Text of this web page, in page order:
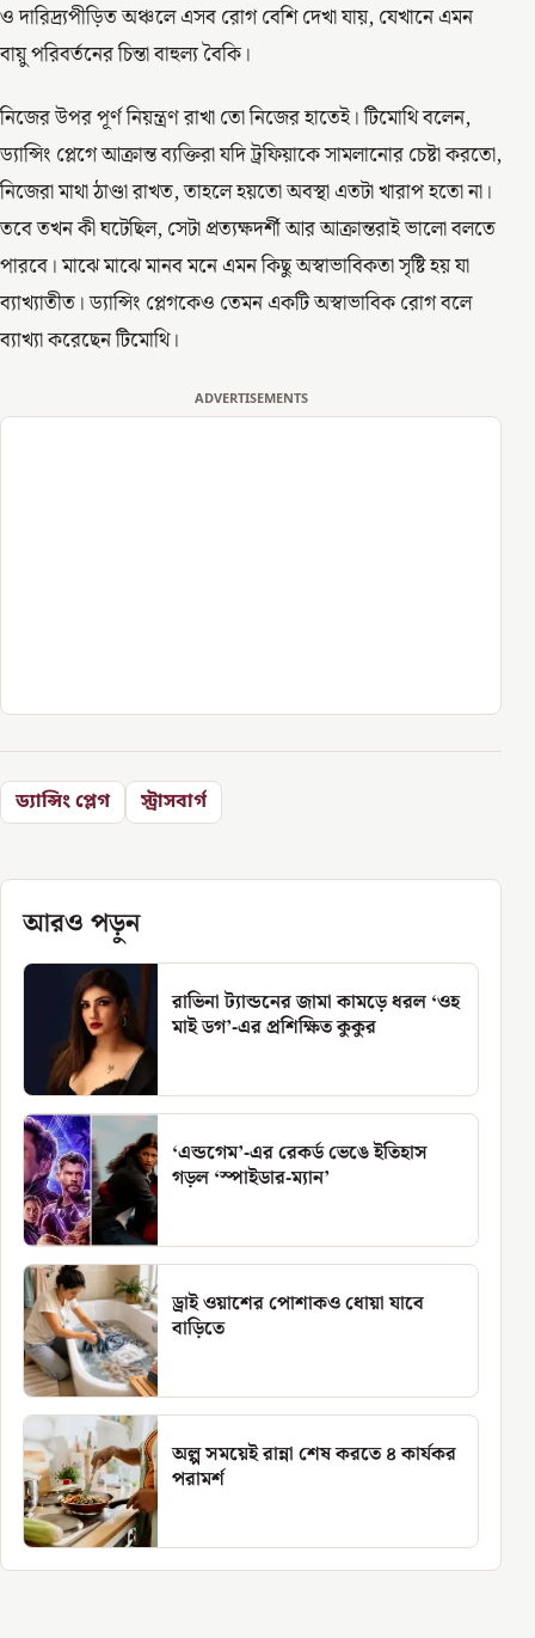
ও দারিদ্র্যপীড়িত অঞ্চলে এসব রোগ বেশি দেখা যায়, যেখানে এমন
বায়ু পরিবর্তনের চিন্তা বাহুল্য বৈকি।
নিজের উপর পূর্ণ নিয়ন্ত্রণ রাখা তো নিজের হাতেই। টিমোথি বলেন,
ড্যান্সিং প্লেগে আক্রান্ত ব্যক্তিরা যদি ট্রফিয়াকে সামলানোর চেষ্টা করতো,
নিজেরা মাথা ঠাণ্ডা রাখত, তাহলে হয়তো অবস্থা এতটা খারাপ হতো না।
তবে তখন কী ঘটেছিল, সেটা প্রত্যক্ষদর্শী আর আক্রান্তরাই ভালো বলতে
পারবে। মাঝে মাঝে মানব মনে এমন কিছু অস্বাভাবিকতা সৃষ্টি হয় যা
ব্যাখ্যাতীত। ড্যান্সিং প্লেগকেও তেমন একটি অস্বাভাবিক রোগ বলে
ব্যাখ্যা করেছেন টিমোথি।
ADVERTISEMENTS
ড্যান্সিং প্লেগ স্ট্রাসবার্গ
আরও পড়ুন
রাভিনা ট্যান্ডনের জামা কামড়ে ধরল ‘ওহ
মাই ডগ’-এর প্রশিক্ষিত কুকুর
‘এন্ডগেম’-এর রেকর্ড ভেঙে ইতিহাস
গড়ল ‘স্পাইডার-ম্যান’
ড্রাই ওয়াশের পোশাকও ধোয়া যাবে
বাড়িতে
অল্প সময়েই রান্না শেষ করতে ৪ কার্যকর
পরামর্শ